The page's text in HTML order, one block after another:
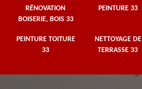
RÉNOVATION
BOISERIE, BOIS 33
PEINTURE 33
PEINTURE TOITURE
33
NETTOYAGE DE
TERRASSE 33